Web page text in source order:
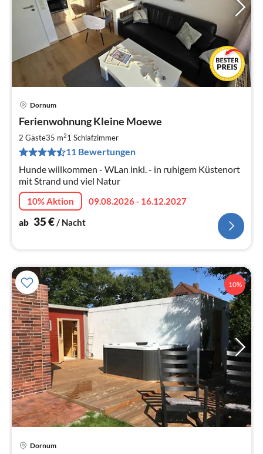
Dornum
Ferienwohnung Kleine Moewe
2 Gäste35 m21 Schlafzimmer
11 Bewertungen
Hunde willkommen - WLan inkl. - in ruhigem Küstenort
mit Strand und viel Natur
10% Aktion
09.08.2026 - 16.12.2027
ab 35€/ Nacht
10%
Dornum